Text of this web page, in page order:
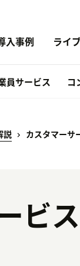
入事例 ライ
員サービス コ
説 カスタマーサ
ビ